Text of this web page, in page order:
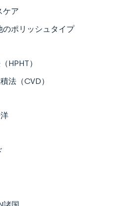
ケア
のポリッシュタイプ
HPHT）
法（CVD）